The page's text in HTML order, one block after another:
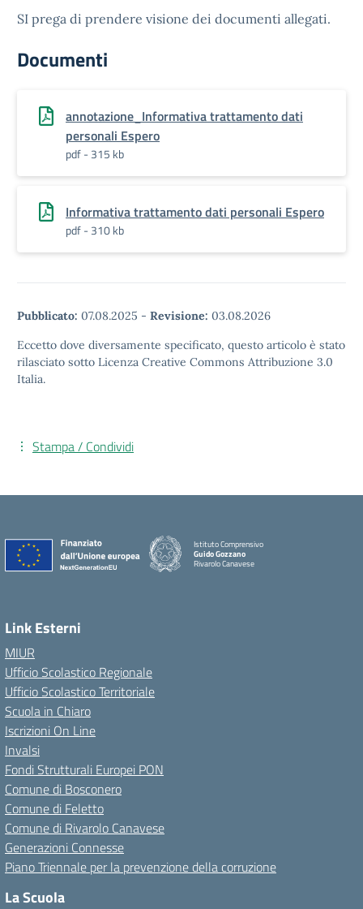
SI prega di prendere visione dei documenti allegati.
Documenti
annotazione_Informativa trattamento dati
personali Espero
pdf - 315 kb
Informativa trattamento dati personali Espero
pdf - 310 kb
Pubblicato: 07.08.2025 - Revisione: 03.08.2026
Eccetto dove diversamente specificato, questo articolo è stato
rilasciato sotto Licenza Creative Commons Attribuzione 3.0
Italia.
Stampa / Condividi
Istituto Comprensivo
Guido Gozzano
Rivarolo Canavese
Link Esterni
MIUR
Ufficio Scolastico Regionale
Ufficio Scolastico Territoriale
Scuola in Chiaro
Iscrizioni On Line
Invalsi
Fondi Strutturali Europei PON
Comune di Bosconero
Comune di Feletto
Comune di Rivarolo Canavese
Generazioni Connesse
Piano Triennale per la prevenzione della corruzione
La Scuola